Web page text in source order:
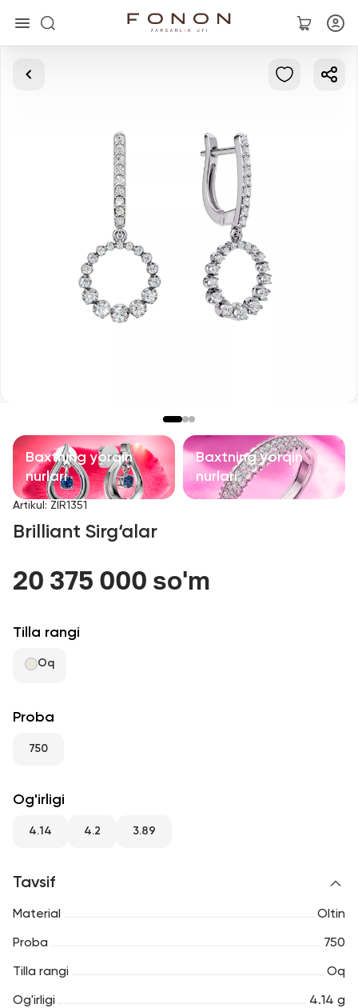
Asosiy
Aksessuarlar
Barcha
Biz haqimizda
Do'kon topish
Sevimli
+998 71 205 22 22
Baxtning yorqin
nurlari
Baxtning yorqin
nurlari
Artikul : ZIR1351
Brilliant Sirg‘alar
20 375 000 so'm
Tilla rangi
Oq
Proba
750
Og'irligi
4.14 4.2 3.89
Tavsif
Material Oltin
Proba 750
Tilla rangi Oq
Og'irligi 4.14 g